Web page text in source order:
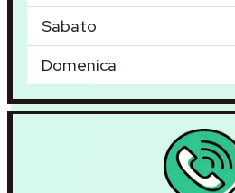
Sabato
Domenica